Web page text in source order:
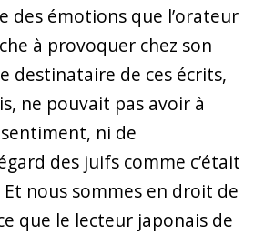
des émotions que l’orateur
à provoquer chez son
destinataire de ces écrits,
ne pouvait pas avoir à
ni de
des juifs comme c’était
Et nous sommes en droit de
que le lecteur japonais de